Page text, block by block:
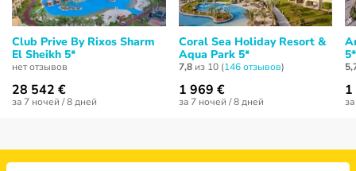
Club Prive By Rixos Sharm
El Sheikh 5*
нет отзывов
28 542 €
за 7 ночей / 8 дней
Coral Sea Holiday Resort &
Aqua Park 5*
7,8из 10 (146 отзывов)
1 969 €
за 7 ночей / 8 дней
5*